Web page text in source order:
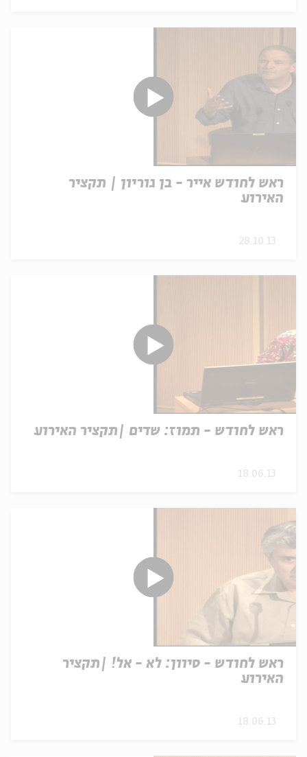
ראש לחודש אייר - בן גוריון | תקציר
האירוע
28.10.13
ראש לחודש - תמוז: שדים |תקציר האירוע
18.06.13
ראש לחודש - סיוון: לא - אל! |תקציר
האירוע
18.06.13